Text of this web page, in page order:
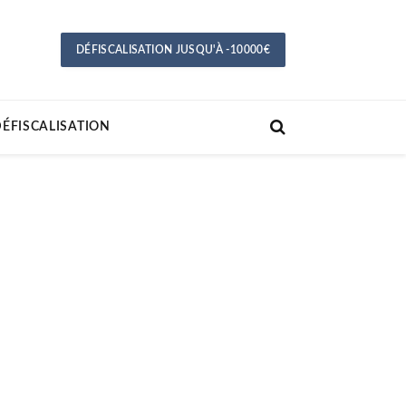
DÉFISCALISATION JUSQU'À -10000€